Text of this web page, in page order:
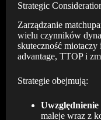
Strategic
Zarządzanie
wielu czynników
skuteczność miotaczy
advantage, TTOP i
Strategie obejmują:
maleje wraz z